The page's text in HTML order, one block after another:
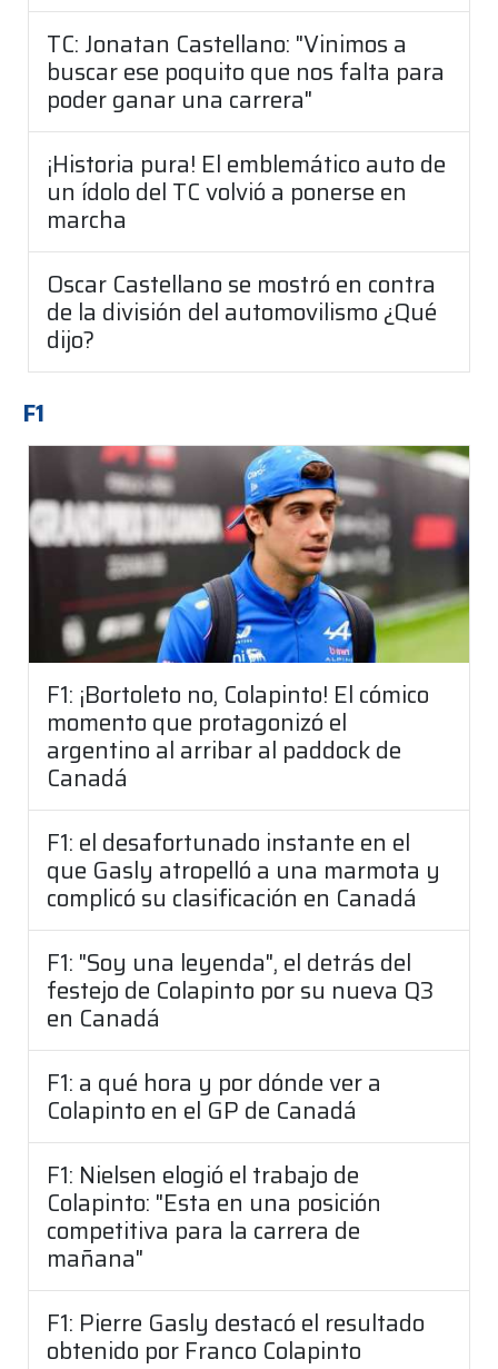
TC: Jonatan Castellano: "Vinimos a
buscar ese poquito que nos falta para
poder ganar una carrera"
¡Historia pura! El emblemático auto de
un ídolo del TC volvió a ponerse en
marcha
Oscar Castellano se mostró en contra
de la división del automovilismo ¿Qué
dijo?
F1
F1: ¡Bortoleto no, Colapinto! El cómico
momento que protagonizó el
argentino al arribar al paddock de
Canadá
F1: el desafortunado instante en el
que Gasly atropelló a una marmota y
complicó su clasificación en Canadá
F1: "Soy una leyenda", el detrás del
festejo de Colapinto por su nueva Q3
en Canadá
F1: a qué hora y por dónde ver a
Colapinto en el GP de Canadá
F1: Nielsen elogió el trabajo de
Colapinto: "Esta en una posición
competitiva para la carrera de
mañana"
F1: Pierre Gasly destacó el resultado
obtenido por Franco Colapinto